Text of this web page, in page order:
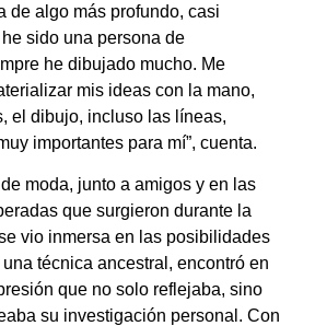
de algo más profundo, casi
sido una persona de
he dibujado mucho. Me
mis ideas con la mano,
el dibujo, incluso las líneas,
importantes para mí”, cuenta.
moda, junto a amigos y en las
que surgieron durante la
vio inmersa en las posibilidades
técnica ancestral, encontró en
que no solo reflejaba, sino
su investigación personal. Con